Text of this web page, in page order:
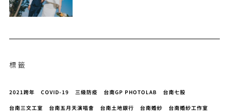
標籤
2021跨年 COVID-19 三級防疫 台南GP PHOTOLAB 台南七股
台南三文工室 台南五月天演唱會 台南土地銀行 台南婚紗 台南婚紗工作室